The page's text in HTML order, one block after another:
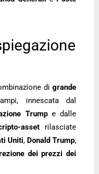
di grande
innescata dal
Trumpe dalle
asset rilasciate
Uniti, Donald Trump,
dei prezzi dei